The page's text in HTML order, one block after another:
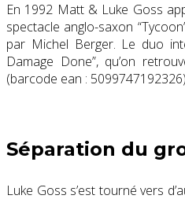
En 1992 Matt & Luke Goss
spectacle anglo-saxon
par Michel Berger. Le duo
Damage Done”, qu’on
(barcode ean : 5099747192326)
Séparation du
Luke Goss s’est tourné vers